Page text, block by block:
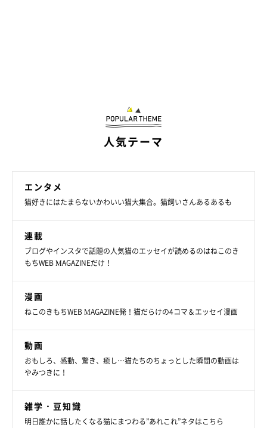
人気テーマ
エンタメ
猫好きにはたまらないかわいい猫大集合。猫飼いさんあるあるも
連載
ブログやインスタで話題の人気猫のエッセイが読めるのはねこのき
もちWEB MAGAZINEだけ！
漫画
ねこのきもちWEB MAGAZINE発！猫だらけの4コマ＆エッセイ漫画
動画
おもしろ、感動、驚き、癒し…猫たちのちょっとした瞬間の動画は
やみつきに！
雑学・豆知識
明日誰かに話したくなる猫にまつわる”あれこれ”ネタはこちら